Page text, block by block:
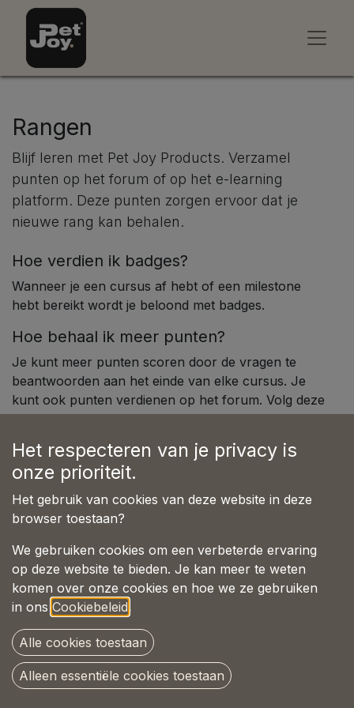
Rangen
Blijf leren met Pet Joy Products. Verzamel
punten op het forum of op het e-learning
platform. Deze punten zorgen ervoor dat je
nieuwe rang kan behalen.
Hoe verdien ik badges?
Wanneer je een cursus af hebt of een milestone
hebt bereikt wordt je beloond met badges.
Hoe behaal ik meer punten?
Je kunt meer punten scoren door de vragen te
beantwoorden aan het einde van elke cursus. Je
kunt ook punten verdienen op het forum. Volg deze
link naar de regels van het forum.
Rangen
punts
Master
punts
Bachelor
500 punts
Student
100 punts
Newbie
Het respecteren van je privacy is
onze prioriteit.
Het gebruik van cookies van deze website in deze
browser toestaan?
We gebruiken cookies om een verbeterde ervaring
op deze website te bieden. Je kan meer te weten
komen over onze cookies en hoe we ze gebruiken
in ons Cookiebeleid .
Alle cookies toestaan
Alleen essentiële cookies toestaan